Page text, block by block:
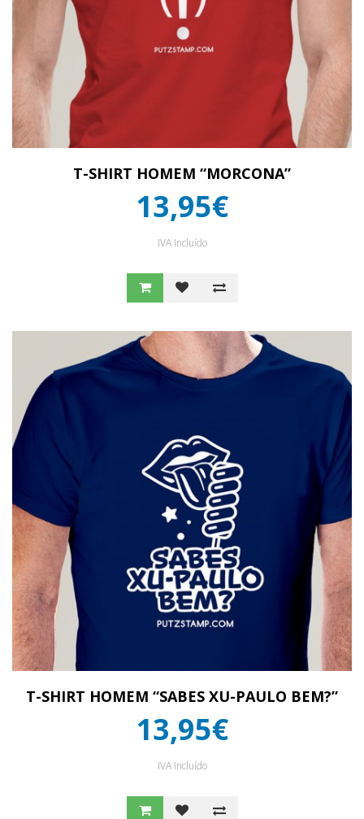
T-SHIRT HOMEM “MORCONA”
13,95€
IVA Incluído
T-SHIRT HOMEM “SABES XU-PAULO BEM?”
13,95€
IVA Incluído